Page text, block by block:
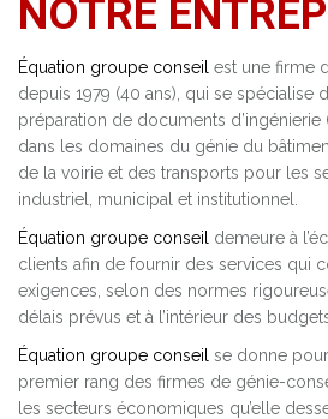
NOTRE
Équation groupe conseil est une firme
depuis 1979 (40 ans), qui se spécialise
préparation de documents d’ingénierie
dans les domaines du génie du
de la voirie et des transports pour les
industriel, municipal et institutionnel.
Équation groupe conseil
demeure à
clients afin de fournir des services qui
exigences, selon des normes
délais prévus et à l’intérieur des
Équation groupe conseil se donne
premier rang des firmes de génie-
les secteurs économiques qu’elle